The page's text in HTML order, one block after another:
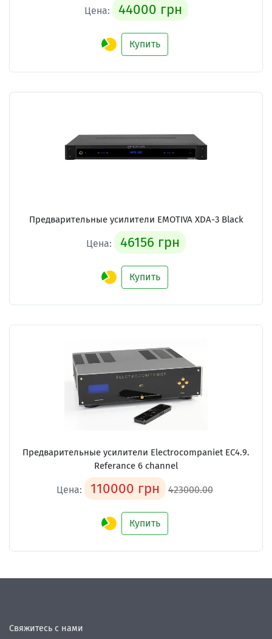
Цена: 44000 грн
Купить
Предварительные усилители EMOTIVA XDA-3 Black
Цена: 46156 грн
Купить
Предварительные усилители Electrocompaniet EC4.9.
Referance 6 channel
Цена: 110000 грн 423000.00
Купить
Свяжитесь с нами